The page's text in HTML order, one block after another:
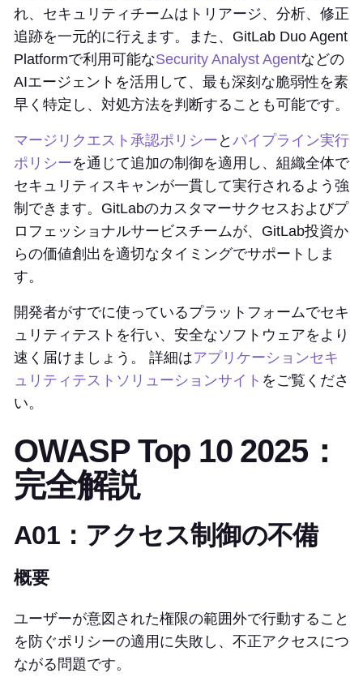
れ、セキュリティチームはトリアージ、分析、修正
追跡を一元的に行えます。また、GitLab Duo Agent
Platformで利用可能なSecurity Analyst Agentなどの
AIエージェントを活用して、最も深刻な脆弱性を素
早く特定し、対処方法を判断することも可能です。
マージリクエスト承認ポリシー と パイプライン実行
ポリシーを通じて追加の制御を適用し、組織全体で
セキュリティスキャンが一貫して実行されるよう強
制できます。GitLabのカスタマーサクセスおよびプ
ロフェッショナルサービスチームが、GitLab投資か
らの価値創出を適切なタイミングでサポートしま
す。
開発者がすでに使っているプラットフォームでセキ
ュリティテストを行い、安全なソフトウェアをより
速く届けましょう。 詳細はアプリケーションセキ
ュリティテストソリューションサイト をご覧くださ
い。
OWASP Top 10 2025：
完全解説
A01：アクセス制御の不備
概要
ユーザーが意図された権限の範囲外で行動すること
を防ぐポリシーの適用に失敗し、不正アクセスにつ
ながる問題です。